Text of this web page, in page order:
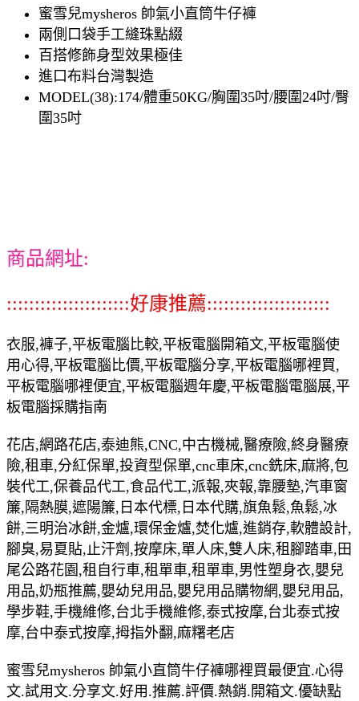
蜜雪兒mysheros 帥氣小直筒牛仔褲
兩側口袋手工縫珠點綴
百搭修飾身型效果極佳
進口布料台灣製造
MODEL(38):174/體重50KG/胸圍35吋/腰圍24吋/臀
圍35吋
商品網址:
::::::::::::::::::::::好康推薦::::::::::::::::::::::
衣服,褲子,平板電腦比較,平板電腦開箱文,平板電腦使
用心得,平板電腦比價,平板電腦分享,平板電腦哪裡買,
平板電腦哪裡便宜,平板電腦週年慶,平板電腦電腦展,平
板電腦採購指南
花店,網路花店,泰迪熊,CNC,中古機械,醫療險,終身醫療
險,租車,分紅保單,投資型保單,cnc車床,cnc銑床,麻將,包
裝代工,保養品代工,食品代工,派報,夾報,靠腰墊,汽車窗
簾,隔熱膜,遮陽簾,日本代標,日本代購,旗魚鬆,魚鬆,冰
餅,三明治冰餅,金爐,環保金爐,焚化爐,進銷存,軟體設計,
腳臭,易夏貼,止汗劑,按摩床,單人床,雙人床,租腳踏車,田
尾公路花園,租自行車,租單車,租單車,男性塑身衣,嬰兒
用品,奶瓶推薦,嬰幼兒用品,嬰兒用品購物網,嬰兒用品,
學步鞋,手機維修,台北手機維修,泰式按摩,台北泰式按
摩,台中泰式按摩,拇指外翻,麻糬老店
蜜雪兒mysheros 帥氣小直筒牛仔褲哪裡買最便宜.心得
文.試用文.分享文.好用.推薦.評價.熱銷.開箱文.優缺點